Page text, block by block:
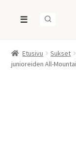
☰
Etusivu Sukset
junioreiden All-